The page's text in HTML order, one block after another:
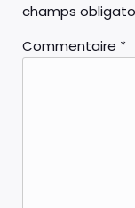
champs
Commentaire *